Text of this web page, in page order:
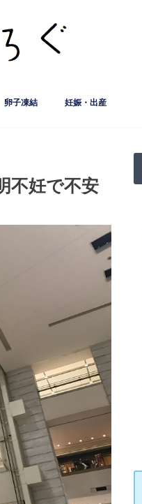
卵子凍結 妊娠・出産
不妊で不安